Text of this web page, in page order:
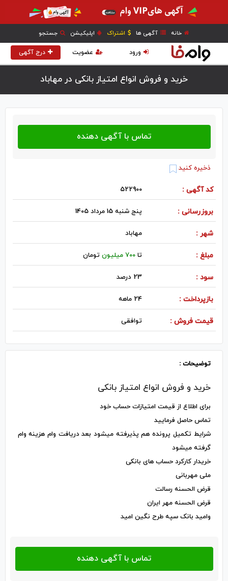
خانه آگهی ها اشتراک اپلیکیشن جستجو
درج آگهی عضویت ورود
خرید و فروش انواع امتیاز بانکی در مهاباد
ذخیره کنید
کد آگهی : 522900
بروزرسانی : پنج شنبه 15 مرداد 1405
شهر : مهاباد
مبلغ : تا700 میلیون تومان
سود : 23 درصد
بازپرداخت : 24 ماهه
قیمت فروش : توافقی
توضیحات :
خرید و فروش انواع امتیاز بانکی
برای اطلاع از قیمت امتیازات حساب خود
تماس حاصل فرمایید
شرایط تکمیل پرونده هم پذیرفته میشود بعد دریافت وام هزینه وام
گرفته میشود
خریدار کارکرد حساب های بانکی
ملی مهربانی
قرض الحسنه رسالت
قرض الحسنه مهر ایران
وامید بانک سپه طرح نگین امید